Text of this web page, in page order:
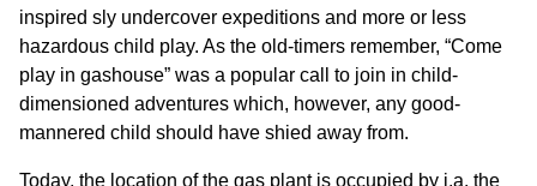
inspired sly undercover expeditions and more or less
hazardous child play. As the old-timers remember, “Come
play in gashouse” was a popular call to join in child-
dimensioned adventures which, however, any good-
mannered child should have shied away from.
Today, the location of the gas plant is occupied by i.a. the